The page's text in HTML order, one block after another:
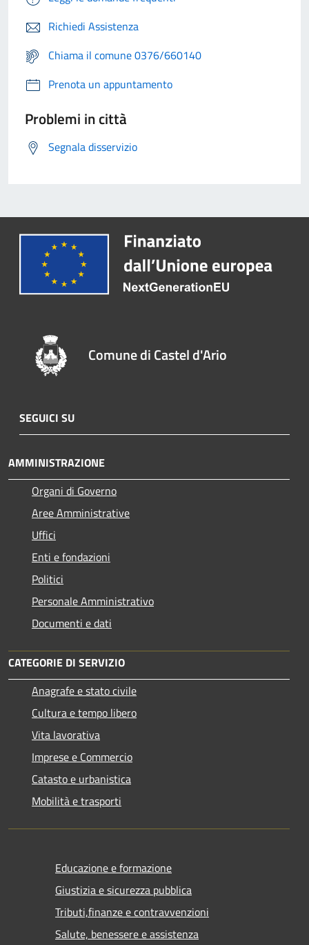
Richiedi Assistenza
Chiama il comune 0376/660140
Prenota un appuntamento
Problemi in città
Segnala disservizio
Comune di Castel d'Ario
SEGUICI SU
AMMINISTRAZIONE
Organi di Governo
Aree Amministrative
Uffici
Enti e fondazioni
Politici
Personale Amministrativo
Documenti e dati
CATEGORIE DI SERVIZIO
Anagrafe e stato civile
Cultura e tempo libero
Vita lavorativa
Imprese e Commercio
Catasto e urbanistica
Mobilità e trasporti
Educazione e formazione
Giustizia e sicurezza pubblica
Tributi,finanze e contravvenzioni
Salute, benessere e assistenza